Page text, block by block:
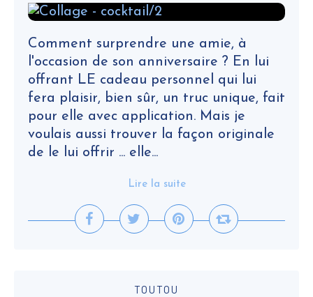
Comment surprendre une amie, à
l'occasion de son anniversaire ? En lui
offrant LE cadeau personnel qui lui
fera plaisir, bien sûr, un truc unique, fait
pour elle avec application. Mais je
voulais aussi trouver la façon originale
de le lui offrir ... elle...
Lire la suite
TOUTOU